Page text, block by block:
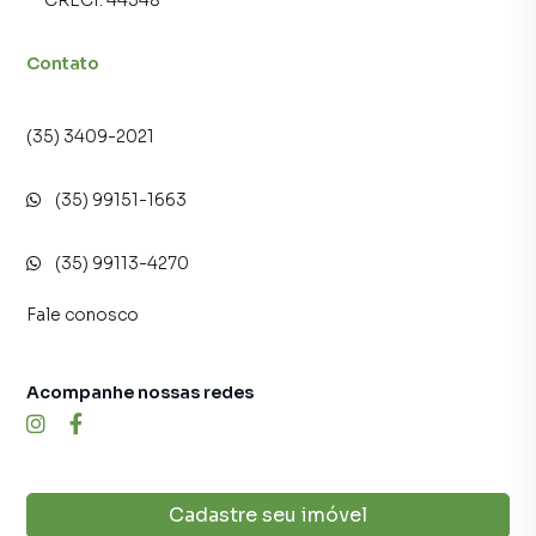
Contato
(35) 3409-2021
(35) 99151-1663
(35) 99113-4270
Fale conosco
Cadastre seu imóvel
Acompanhe nossas redes